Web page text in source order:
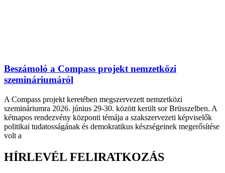
Beszámoló a Compass projekt nemzetközi
szemináriumáról
A Compass projekt keretében megszervezett nemzetközi
szemináriumra 2026. június 29-30. között került sor Brüsszelben. A
kétnapos rendezvény központi témája a szakszervezeti képviselők
politikai tudatosságának és demokratikus készségeinek megerősítése
volt a
HÍRLEVÉL FELIRATKOZÁS